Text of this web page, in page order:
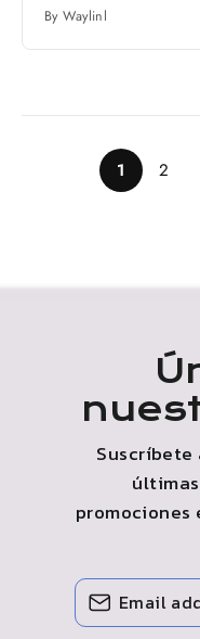
By Waylinl
1 2
Suscríbete
promociones
INGRESE
SU
CORREO
SUSCRIBIR